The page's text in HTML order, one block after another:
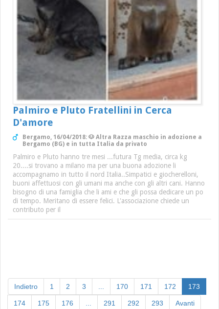
Palmiro e Pluto Fratellini in Cerca
D'amore
Bergamo, 16/04/2018: 🐶 Altra Razza maschio in adozione a
Bergamo (BG) e in tutta Italia da privato
Palmiro e Pluto hanno tre mesi ...futura Tg media, circa kg
20....si trovano a milano ma per una buona adozione li
accompagnamo in tutto il nord Italia..Simpatici e giocherelloni,
buoni affettuosi con gli umani ma anche con gli altri cani. Hanno
bisogno di una famiglia che li ami e che gli possa dedicare un po
di tempo. Meritano di essere felici. L'associazione chiede un
contributo per il
Indietro 1 2 3 170 171 172 173
174 175 176 291 292 293 Avanti